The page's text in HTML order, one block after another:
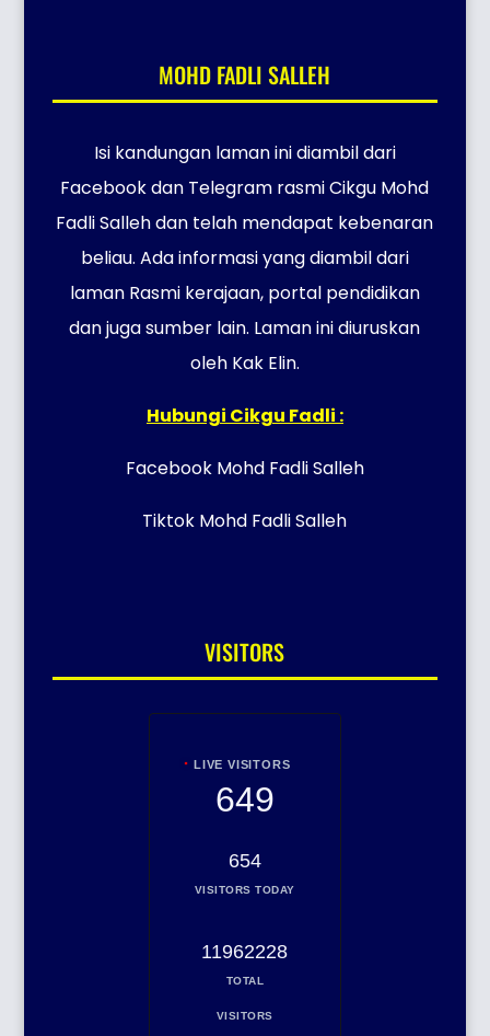
MOHD FADLI SALLEH
Isi kandungan laman ini diambil dari
Facebook dan Telegram rasmi Cikgu Mohd
Fadli Salleh dan telah mendapat kebenaran
beliau. Ada informasi yang diambil dari
laman Rasmi kerajaan, portal pendidikan
dan juga sumber lain. Laman ini diuruskan
oleh Kak Elin.
Hubungi Cikgu Fadli :
Facebook Mohd Fadli Salleh
Tiktok Mohd Fadli Salleh
VISITORS
LIVE VISITORS
649
654
VISITORS TODAY
11962228
TOTAL
VISITORS